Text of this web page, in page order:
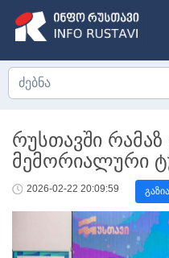
რუსთავში
მემორიალური
2026-02-22 20:09:59